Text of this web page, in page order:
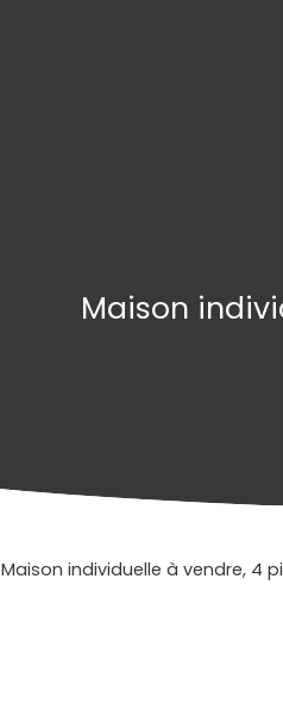
Maison
Maison individuelle à vendre, 4